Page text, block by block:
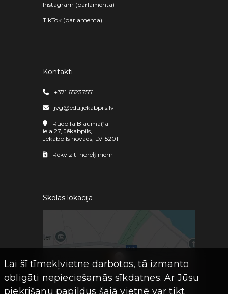
Instagram (parlamenta)
TikTok (parlamenta)
Kontakti
+371 65237551
jvg@edu.jekabpils.lv
Rūdolfa Blaumaņa
iela 27, Jēkabpils,
Jēkabpils novads, LV-5201
Rekvizīti norēķiniem
Skolas lokācija
Lai šī tīmekļvietne darbotos, tā izmanto
obligāti nepieciešamās sīkdatnes. Ar Jūsu
piekrišanu papildus šajā vietnē var tikt